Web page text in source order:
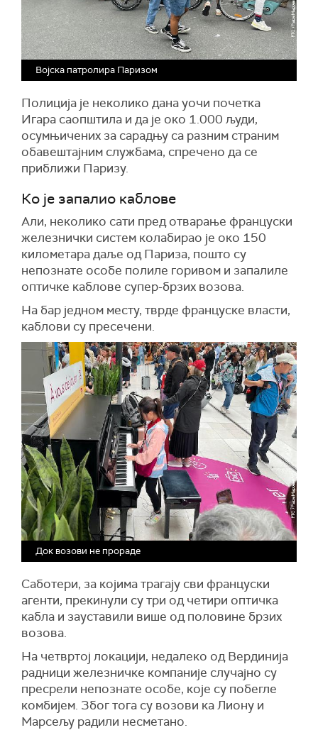
Војска патролира Паризом
Полиција је неколико дана уочи почетка
Игара саопштила и да је око 1.000 људи,
осумњичених за сарадњу са разним страним
обавештајним службама, спречено да се
приближи Паризу.
Ко је запалио каблове
Али, неколико сати пред отварање француски
железнички систем колабирао је око 150
километара даље од Париза, пошто су
непознате особе полиле горивом и запалиле
оптичке каблове супер-брзих возова.
На бар једном месту, тврде француске власти,
каблови су пресечени.
Док возови не прораде
Саботери, за којима трагају сви француски
агенти, прекинули су три од четири оптичка
кабла и зауставили више од половине брзих
возова.
На четвртој локацији, недалеко од Вердинија
радници железничке компаније случајно су
пресрели непознате особе, које су побегле
комбијем. Због тога су возови ка Лиону и
Марсељу радили несметано.